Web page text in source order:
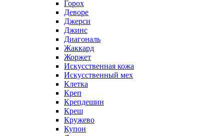
Горох
Деворе
Джерси
Джинс
Диагональ
Жаккард
Жоржет
Искусственная кожа
Искусственный мех
Клетка
Креп
Крепдешин
Креш
Кружево
Купон